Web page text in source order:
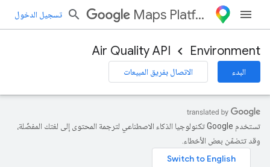
Maps Platform تسجيل الدخول
Environment
Air Quality API
البدء الاتصال بفريق المبيعات
تستخدم Google تكنولوجيا الذكاء الاصطناعي لترجمة المحتوى إلى لغتك المفضّلة،
وقد تتضمّن بعض الأخطاء.